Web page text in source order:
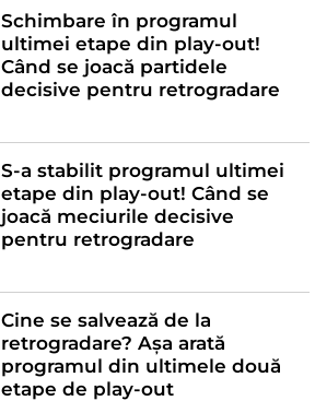
Schimbare în programul
ultimei etape din play-out!
Când se joacă partidele
decisive pentru retrogradare
S-a stabilit programul ultimei
etape din play-out! Când se
joacă meciurile decisive
pentru retrogradare
Cine se salvează de la
retrogradare? Așa arată
programul din ultimele două
etape de play-out